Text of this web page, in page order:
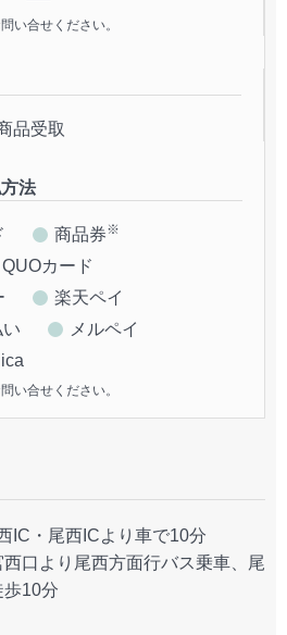
い合せください。
品受取
法
商品券※
QUOカード
楽天ペイ
メルペイ
い合せください。
・尾西ICより車で10分
口より尾西方面行バス乗車、尾
10分